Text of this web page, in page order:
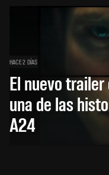
HACE 2 DÍAS
El nuevo
una de las
A24